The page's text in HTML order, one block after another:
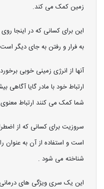
زمین کمک می کند.
این برای کسانی که در اینجا
به فرار و رفتن به جای دیگر
آنها از انرژی زمینی خوبی
ارتباط خود با مادر گایا آگاهی
شما کمک می کنند ارتباط معنوی
سروزیت برای کسانی که از
است و استفاده از آن به
شناخته می شود .
این یک سری ویژگی های درمانی